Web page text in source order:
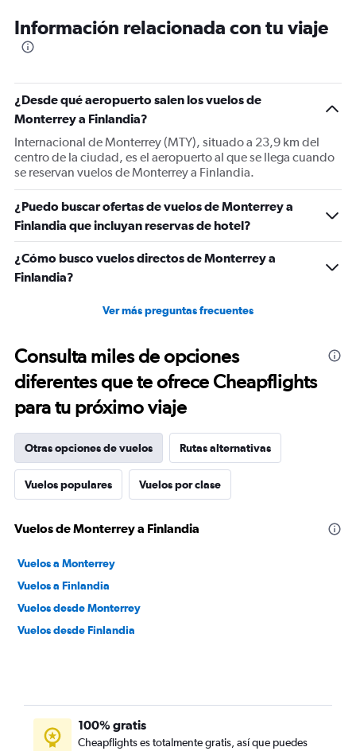
Información relacionada con tu viaje
¿Desde qué aeropuerto salen los vuelos de
Monterrey a Finlandia?
Internacional de Monterrey (MTY), situado a 23,9 km del
centro de la ciudad, es el aeropuerto al que se llega cuando
se reservan vuelos de Monterrey a Finlandia.
¿Puedo buscar ofertas de vuelos de Monterrey a
Finlandia que incluyan reservas de hotel?
¿Cómo busco vuelos directos de Monterrey a
Finlandia?
Ver más preguntas frecuentes
Consulta miles de opciones
diferentes que te ofrece Cheapflights
para tu próximo viaje
Otras opciones de vuelos Rutas alternativas
Vuelos populares Vuelos por clase
Vuelos de Monterrey a Finlandia
Vuelos a Monterrey
Vuelos a Finlandia
Vuelos desde Monterrey
Vuelos desde Finlandia
100% gratis
Cheapflights es totalmente gratis, así que puedes